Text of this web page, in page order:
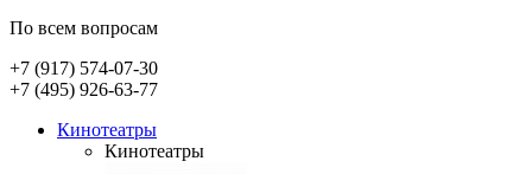
По всем вопросам
+7 (917) 574-07-30
+7 (495) 926-63-77
Кинотеатры
Кинотеатры